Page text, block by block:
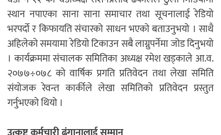
स्थान नपाएका साना साना समाचार तथा सूचनालाई रेडियो
भरपर्दो र किफायति संचारको साधन भएको बताउनुभयो । साथै
अहिलेको समयामा रेडियो टिकाउन सबै लाग्नुपर्नेमा जोड दिनुभयो
। कार्यक्रममा संचालक समितिका अध्यक्ष रमेश खड्काले आ.व.
२०७७÷०७८ को वार्षिक प्रगति प्रतिवेदन तथा लेखा समिति
संयोजक रेवन्त कार्कीले लेखा समितिको प्रतिवेदन प्रस्तुत
गर्नुभएको थियो ।